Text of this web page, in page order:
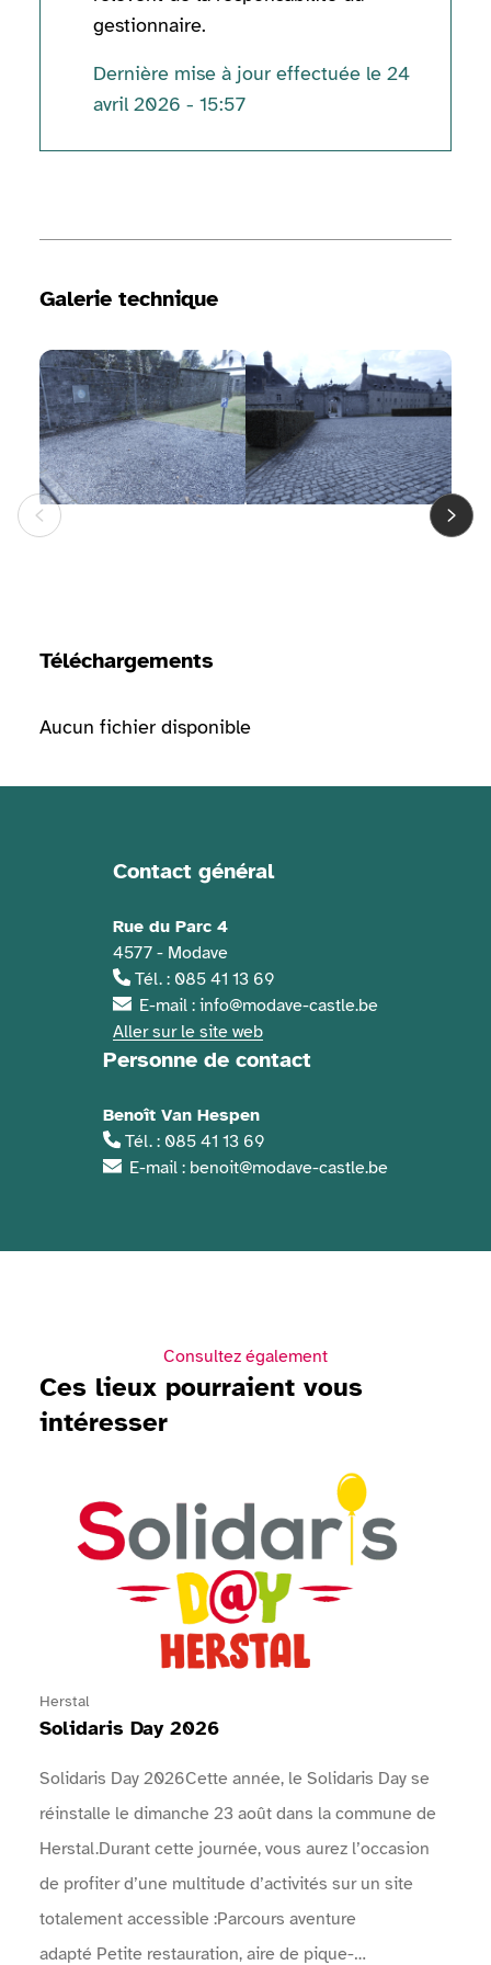
gestionnaire.
Dernière mise à jour effectuée le 24
avril 2026 - 15:57
Galerie technique
Voir la galerie d'image Voir la galerie d'image Voir
Téléchargements
Aucun fichier disponible
Informations de contact
Contact général
Rue du Parc 4
4577 - Modave
Tél. : 085 41 13 69
E-mail : info@modave-castle.be
Aller sur le site web
Personne de contact
Benoît Van Hespen
Tél. : 085 41 13 69
E-mail : benoit@modave-castle.be
Consultez également
Ces lieux pourraient vous
intéresser
Herstal
Solidaris Day 2026
Solidaris Day 2026Cette année, le Solidaris Day se
réinstalle le dimanche 23 août dans la commune de
Herstal.Durant cette journée, vous aurez l’occasion
de profiter d’une multitude d’activités sur un site
totalement accessible :Parcours aventure
adapté Petite restauration, aire de pique-